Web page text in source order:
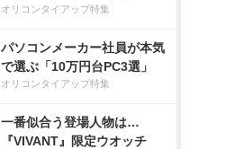
オリコンタイアップ特集
パソコンメーカー社員が本気
で選ぶ「10万円台PC3選」
オリコンタイアップ特集
一番似合う登場人物は…
『VIVANT』限定ウオッチ